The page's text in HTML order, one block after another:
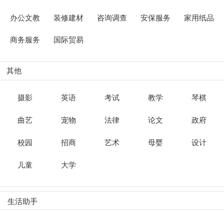
办公文教 装修建材 咨询调查 安保服务 家用纸品
商务服务 国际贸易
其他
摄影 英语 考试 教学 琴棋
曲艺 宠物 法律 论文 政府
校园 招商 艺术 母婴 设计
儿童 大学
生活助手